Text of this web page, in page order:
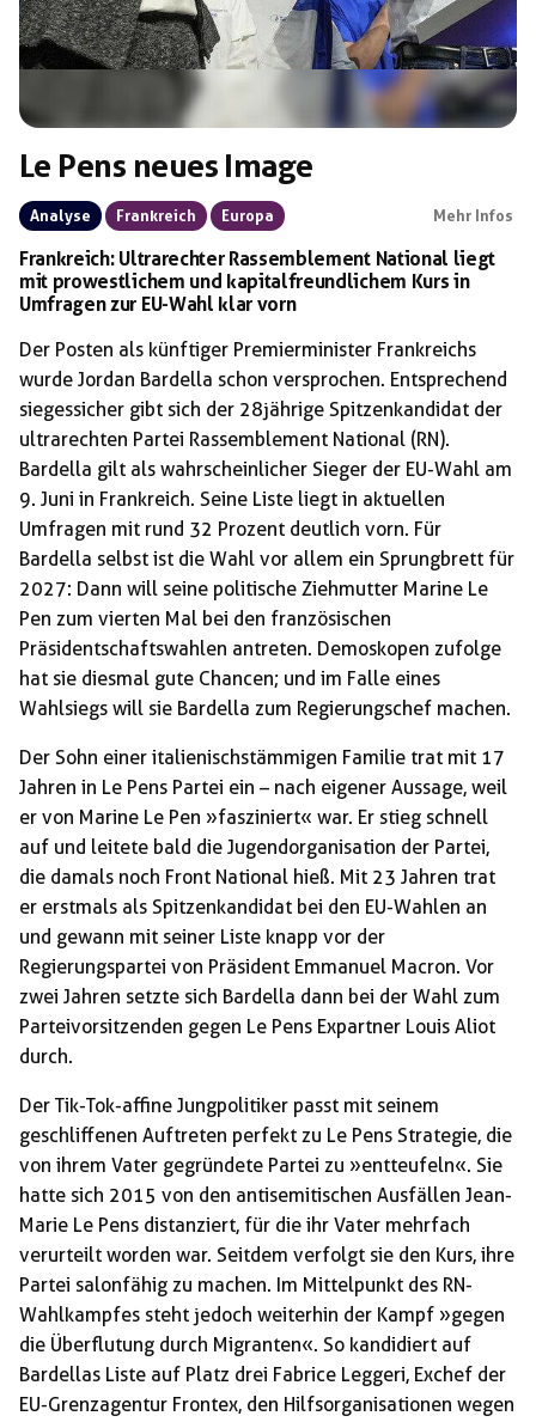
Le Pens neues Image
Analyse Frankreich Europa Mehr Infos
Frankreich: Ultrarechter Rassemblement National liegt
mit prowestlichem und kapitalfreundlichem Kurs in
Umfragen zur EU-Wahl klar vorn
Der Posten als künftiger Premierminister Frankreichs
wurde Jordan Bardella schon versprochen. Entsprechend
siegessicher gibt sich der 28jährige Spitzenkandidat der
ultrarechten Partei Rassemblement National (RN).
Bardella gilt als wahrscheinlicher Sieger der EU-Wahl am
9. Juni in Frankreich. Seine Liste liegt in aktuellen
Umfragen mit rund 32 Prozent deutlich vorn. Für
Bardella selbst ist die Wahl vor allem ein Sprungbrett für
2027: Dann will seine politische Ziehmutter Marine Le
Pen zum vierten Mal bei den französischen
Präsidentschaftswahlen antreten. Demoskopen zufolge
hat sie diesmal gute Chancen; und im Falle eines
Wahlsiegs will sie Bardella zum Regierungschef machen.
Der Sohn einer italienischstämmigen Familie trat mit 17
Jahren in Le Pens Partei ein – nach eigener Aussage, weil
er von Marine Le Pen »fasziniert« war. Er stieg schnell
auf und leitete bald die Jugendorganisation der Partei,
die damals noch Front National hieß. Mit 23 Jahren trat
er erstmals als Spitzenkandidat bei den EU-Wahlen an
und gewann mit seiner Liste knapp vor der
Regierungspartei von Präsident Emmanuel Macron. Vor
zwei Jahren setzte sich Bardella dann bei der Wahl zum
Parteivorsitzenden gegen Le Pens Expartner Louis Aliot
durch.
Der Tik-Tok-affine Jungpolitiker passt mit seinem
geschliffenen Auftreten perfekt zu Le Pens Strategie, die
von ihrem Vater gegründete Partei zu »entteufeln«. Sie
hatte sich 2015 von den antisemitischen Ausfällen Jean-
Marie Le Pens distanziert, für die ihr Vater mehrfach
verurteilt worden war. Seitdem verfolgt sie den Kurs, ihre
Partei salonfähig zu machen. Im Mittelpunkt des RN-
Wahlkampfes steht jedoch weiterhin der Kampf »gegen
die Überflutung durch Migranten«. So kandidiert auf
Bardellas Liste auf Platz drei Fabrice Leggeri, Exchef der
EU-Grenzagentur Frontex, den Hilfsorganisationen wegen